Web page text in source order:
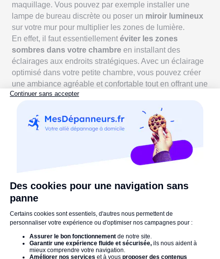
maquillage. Vous pouvez par exemple installer une
lampe de bureau discrète ou poser un miroir lumineux
sur votre mur pour multiplier les zones de lumière.
En effet, il faut essentiellement éviter les zones
sombres dans votre chambre en installant des
éclairages aux endroits stratégiques. Avec un éclairage
optimisé dans votre petite chambre, vous pouvez créer
une ambiance agréable et confortable tout en offrant une
bonne visibilité.
5. Utilisez des couleurs douces et
lumineuses
Il est souvent recommandé d'utiliser des couleurs
tons pastel
pour une petite chambre qui
ambiance paisible et confortable. En effet, les
couleurs
Par exemple, leblancest une couleur classique pour
et de luminosité, mais vous pouvez aussi opter pour
d'autres couleurs douces telles que le